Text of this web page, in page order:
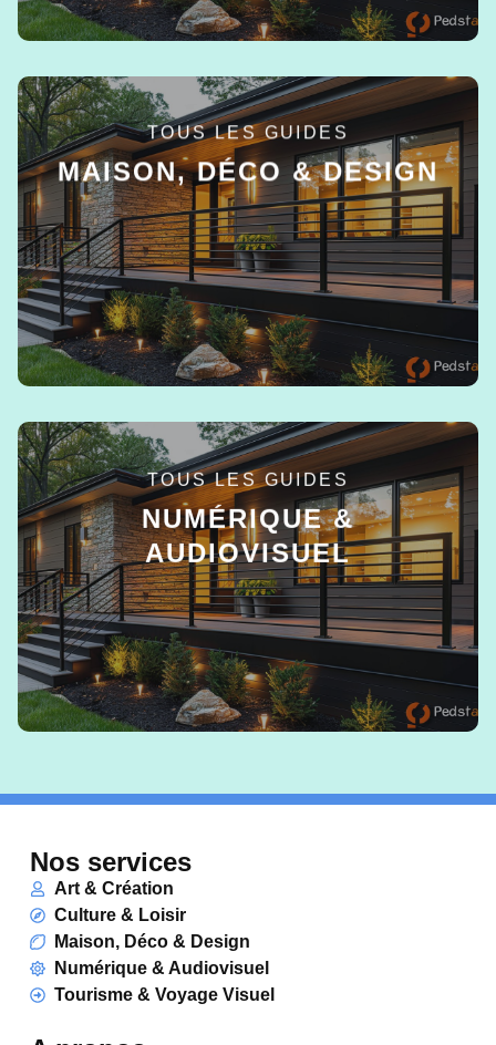
TOUS LES GUIDES
MAISON, DÉCO & DESIGN
EN SAVOIR +
TOUS LES GUIDES
NUMÉRIQUE &
AUDIOVISUEL
EN SAVOIR +
Nos services
Art & Création
Culture & Loisir
Maison, Déco & Design
Numérique & Audiovisuel
Tourisme & Voyage Visuel